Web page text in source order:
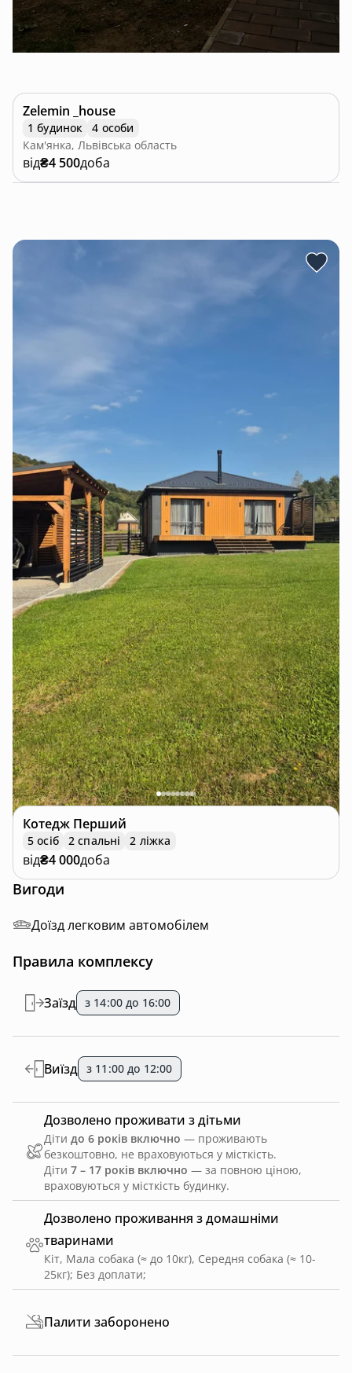
Zelemin _house
1 будинок
4 особи
Кам'янка, Львівська область
від₴4 500доба
Котедж Перший
5 осіб 2 спальні 2 ліжка
від₴4 000доба
Вигоди
Доїзд легковим автомобілем
Правила комплексу
Дозволено проживання з домашніми
тваринами
Кіт, Мала собака (≈ до 10кг), Середня собака (≈ 10-
25кг); Без доплати;
Заїзд з 14:00 до 16:00
Виїзд з 11:00 до 12:00
Дозволено проживати з дітьми
Діти до 6 років включно — проживають
безкоштовно, не враховуються у місткість.
Діти 7 – 17 років включно — за повною ціною,
враховуються у місткість будинку.
Палити заборонено